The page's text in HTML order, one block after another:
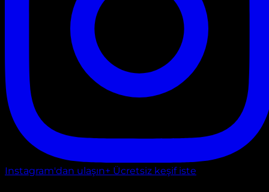
Instagram'dan ulaşın+ Ücretsiz keşif iste